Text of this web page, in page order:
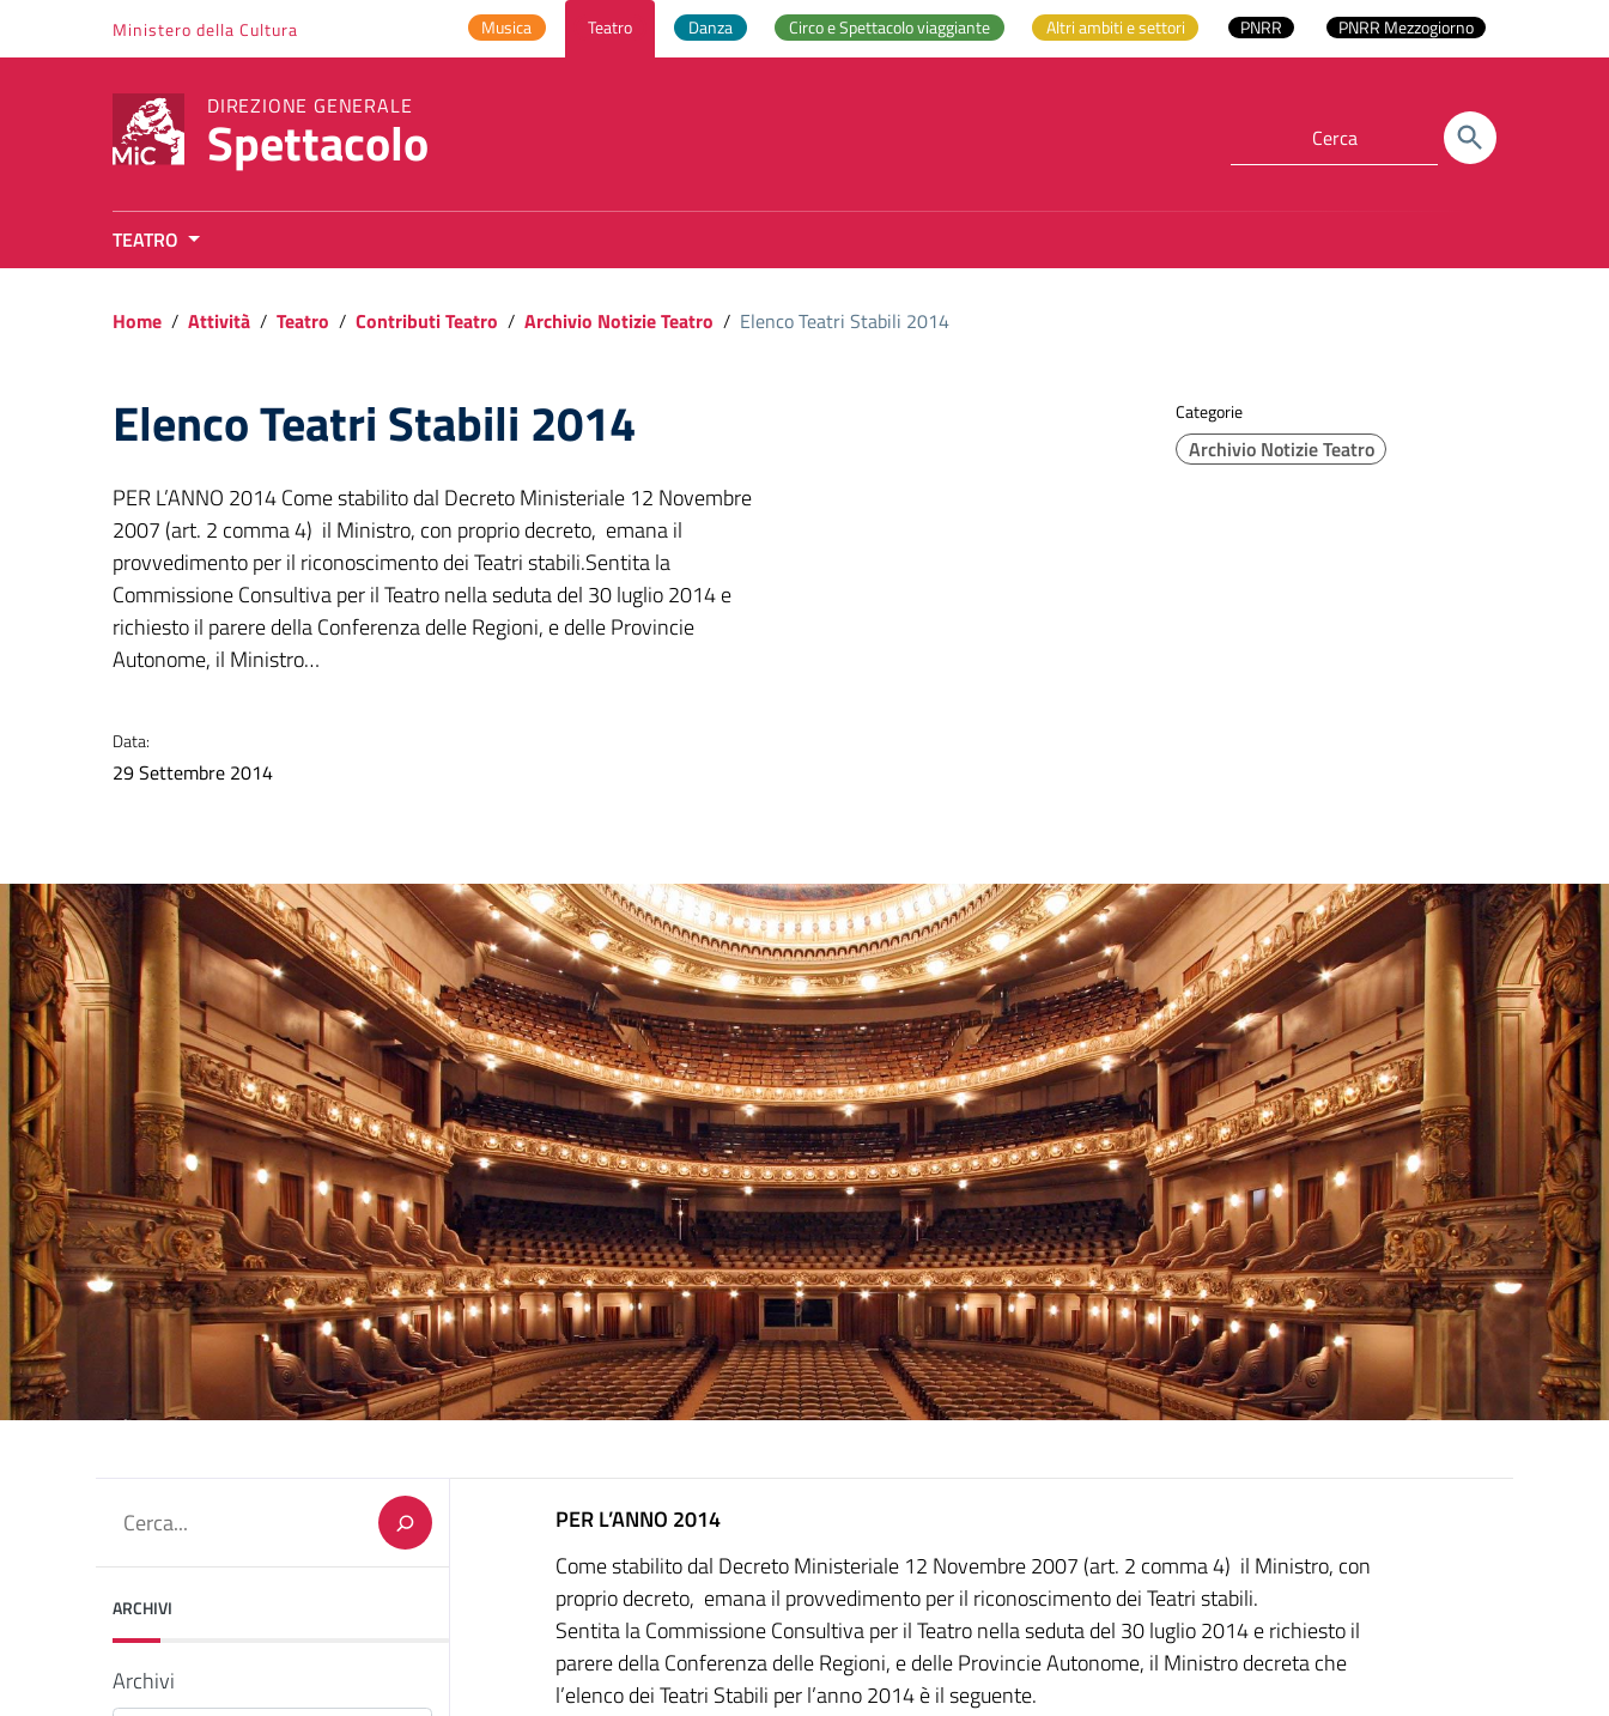
Vai al menu di navigazione
Ministero della Cultura Musica Teatro Danza Circo e Spettacolo viaggiante Altri ambiti e settori PNRR PNRR Mezzogiorno
DIREZIONE GENERALE
Spettacolo
TEATRO
Home / Attività / Teatro / Contributi Teatro / Archivio Notizie Teatro / Elenco Teatri Stabili 2014
Elenco Teatri Stabili 2014
PER L’ANNO 2014 Come stabilito dal Decreto Ministeriale 12 Novembre
2007 (art. 2 comma 4) il Ministro, con proprio decreto, emana il
provvedimento per il riconoscimento dei Teatri stabili.Sentita la
Commissione Consultiva per il Teatro nella seduta del 30 luglio 2014 e
richiesto il parere della Conferenza delle Regioni, e delle Provincie
Autonome, il Ministro…
Categorie
Archivio Notizie Teatro
Data:
29 Settembre 2014
Cerca
ARCHIVI
Archivi
PER L’ANNO 2014
Come stabilito dal Decreto Ministeriale 12 Novembre 2007 (art. 2 comma 4) il Ministro, con
proprio decreto, emana il provvedimento per il riconoscimento dei Teatri stabili.
Sentita la Commissione Consultiva per il Teatro nella seduta del 30 luglio 2014 e richiesto il
parere della Conferenza delle Regioni, e delle Provincie Autonome, il Ministro decreta che
l’elenco dei Teatri Stabili per l’anno 2014 è il seguente.